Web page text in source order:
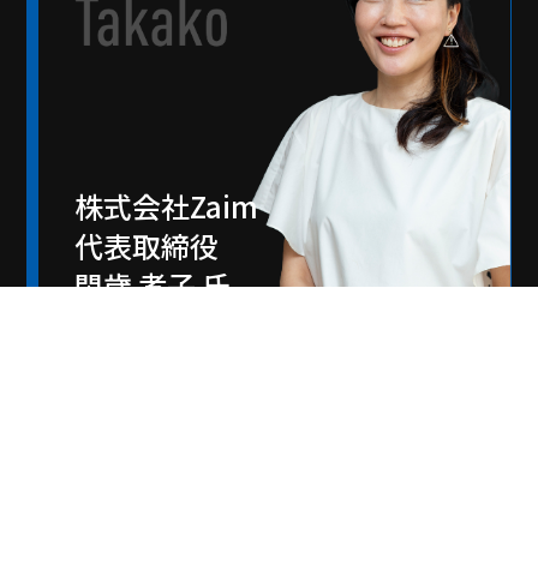
株式会社Zaim
代表取締役
閑歳 孝子 氏